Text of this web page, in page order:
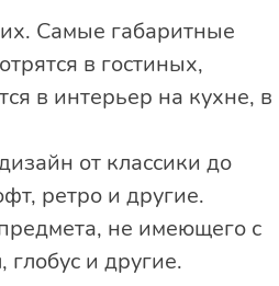
Самые габаритные
в гостиных,
в интерьер на кухне, в
от классики до
ретро и другие.
не имеющего с
глобус и другие.